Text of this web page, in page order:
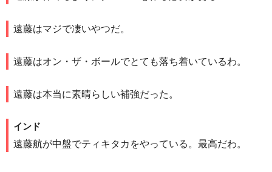
遠藤はマジで凄いやつだ。
遠藤はオン・ザ・ボールでとても落ち着いているわ。
遠藤は本当に素晴らしい補強だった。
インド
遠藤航が中盤でティキタカをやっている。最高だわ。